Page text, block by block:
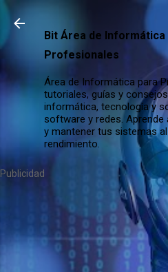
Bit Área de Informática
Profesionales
Área de Informática para
tutoriales, guías y
informática, tecnología y
software y redes.
y mantener tus sistemas
rendimiento.
Publicidad